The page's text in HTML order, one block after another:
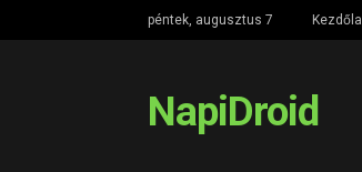
péntek, augusztus 7
NapiDroid